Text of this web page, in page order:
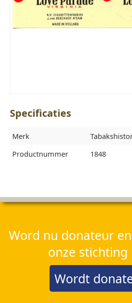
Specificaties
Merk
Productnummer
1848
Word nu donateur
onze stichting
Wordt